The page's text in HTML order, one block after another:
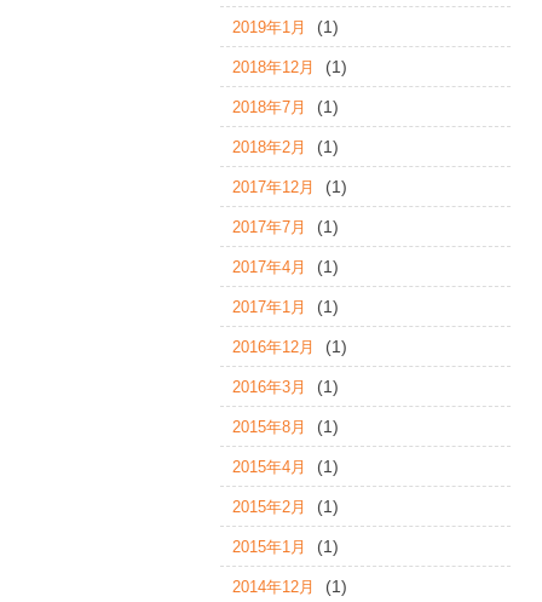
2019年1月 (1)
2018年12月 (1)
2018年7月 (1)
2018年2月 (1)
2017年12月 (1)
2017年7月 (1)
2017年4月 (1)
2017年1月 (1)
2016年12月 (1)
2016年3月 (1)
2015年8月 (1)
2015年4月 (1)
2015年2月 (1)
2015年1月 (1)
2014年12月 (1)